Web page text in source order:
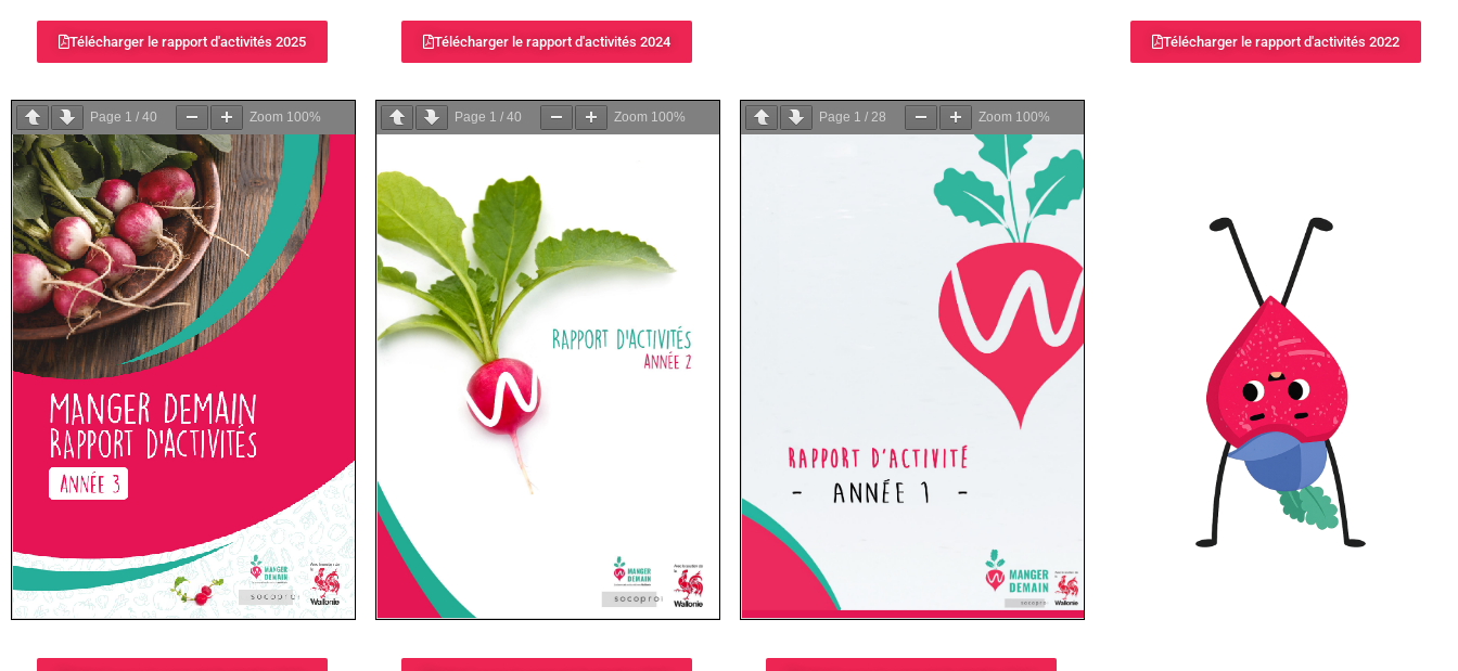
Télécharger le rapport d'activités 2025 Télécharger le rapport d'activités 2024 Télécharger le rapport d'activités 2022
Page 1 / 40 Zoom 100% Page 1 / 40 Zoom 100% Page 1 / 28 Zoom 100%